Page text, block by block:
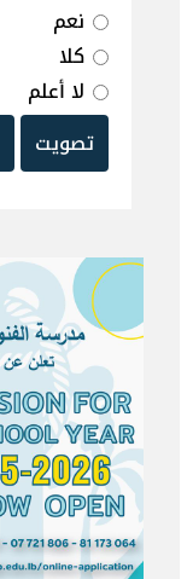
نعم
كلا
لا أعلم
تصويت